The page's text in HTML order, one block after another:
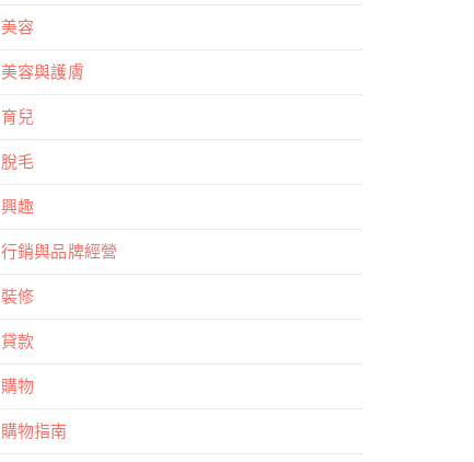
美容
美容與護膚
育兒
脫毛
興趣
行銷與品牌經營
裝修
貸款
購物
購物指南